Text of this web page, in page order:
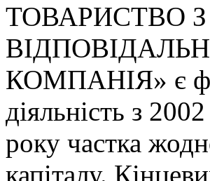
ТОВАРИСТВО
КОМПАНІЯ» є
діяльність з
року частка
капіталу.